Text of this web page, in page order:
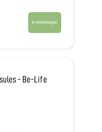
In winkelwagen
- Be-Life